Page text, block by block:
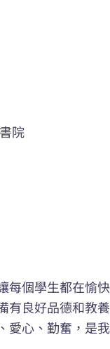
院
每個學生都在愉
有良好品德和教
心、勤奮，是